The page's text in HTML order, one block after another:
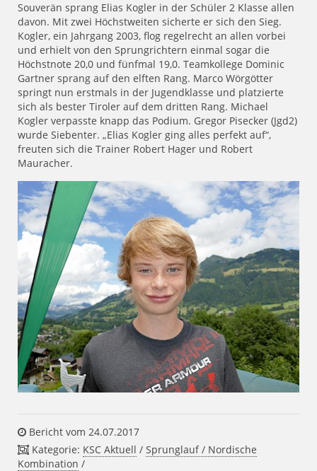
Souverän sprang Elias Kogler in der Schüler 2 Klasse allen
davon. Mit zwei Höchstweiten sicherte er sich den Sieg.
Kogler, ein Jahrgang 2003, flog regelrecht an allen vorbei
und erhielt von den Sprungrichtern einmal sogar die
Höchstnote 20,0 und fünfmal 19,0. Teamkollege Dominic
Gartner sprang auf den elften Rang. Marco Wörgötter
springt nun erstmals in der Jugendklasse und platzierte
sich als bester Tiroler auf dem dritten Rang. Michael
Kogler verpasste knapp das Podium. Gregor Pisecker (Jgd2)
wurde Siebenter. „Elias Kogler ging alles perfekt auf“,
freuten sich die Trainer Robert Hager und Robert
Mauracher.
Bericht vom 24.07.2017
Kategorie: KSC Aktuell / Sprunglauf / Nordische
Kombination /